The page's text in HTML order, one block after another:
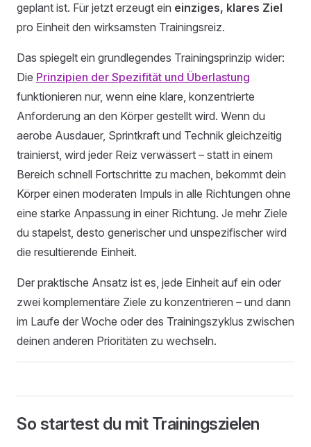
geplant ist. Für jetzt erzeugt ein einziges, klares Ziel
pro Einheit den wirksamsten Trainingsreiz.
Das spiegelt ein grundlegendes Trainingsprinzip wider:
Die Prinzipien der Spezifität und Überlastung
funktionieren nur, wenn eine klare, konzentrierte
Anforderung an den Körper gestellt wird. Wenn du
aerobe Ausdauer, Sprintkraft und Technik gleichzeitig
trainierst, wird jeder Reiz verwässert – statt in einem
Bereich schnell Fortschritte zu machen, bekommt dein
Körper einen moderaten Impuls in alle Richtungen ohne
eine starke Anpassung in einer Richtung. Je mehr Ziele
du stapelst, desto generischer und unspezifischer wird
die resultierende Einheit.
Der praktische Ansatz ist es, jede Einheit auf ein oder
zwei komplementäre Ziele zu konzentrieren – und dann
im Laufe der Woche oder des Trainingszyklus zwischen
deinen anderen Prioritäten zu wechseln.
So startest du mit Trainingszielen